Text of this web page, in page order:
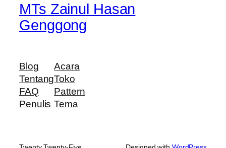
MTs Zainul Hasan
Genggong
Blog
Tentang
FAQ
Penulis
Acara
Toko
Pattern
Tema